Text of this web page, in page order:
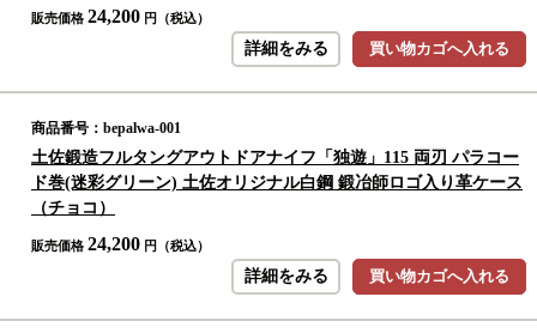
販売価格 24,200 円（税込）
買い物カゴへ入れる
詳細をみる
商品番号：bepalwa-001
土佐鍛造フルタングアウトドアナイフ「独遊」115 両刃 パラコー
ド巻(迷彩グリーン) 土佐オリジナル白鋼 鍛冶師ロゴ入り革ケース
（チョコ）
販売価格 24,200 円（税込）
買い物カゴへ入れる
詳細をみる